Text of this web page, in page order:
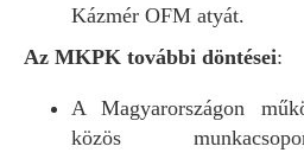
Kázmér OFM atyát.
Az MKPK további döntései:
A Magyarországon
közös